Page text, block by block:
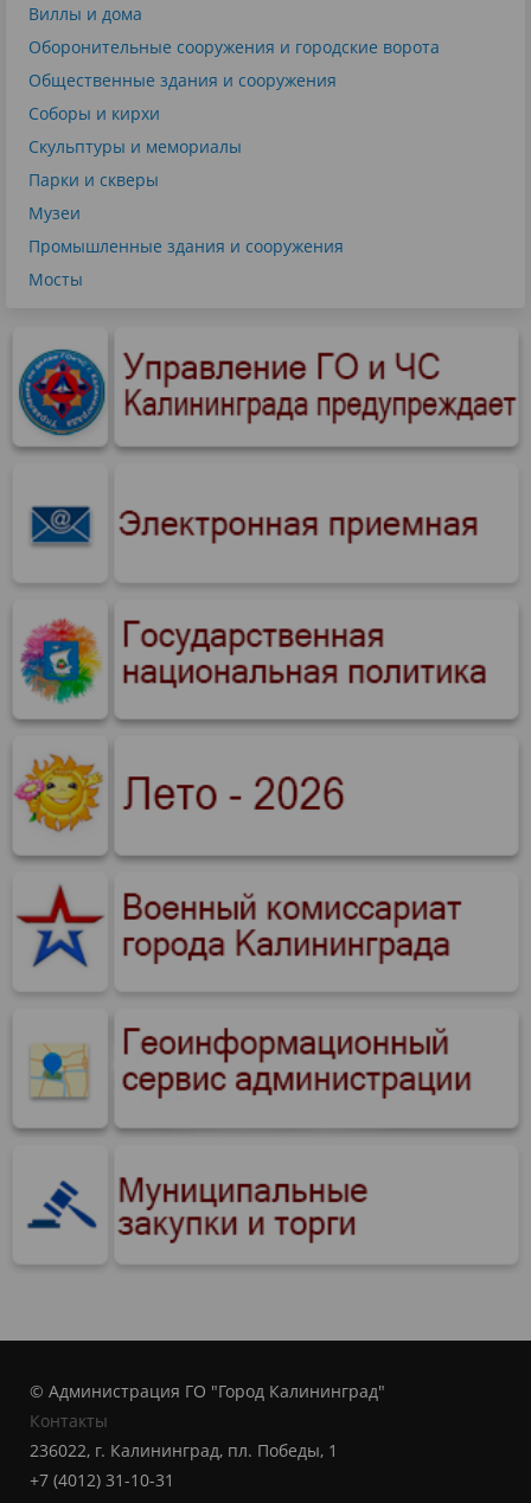
Виллы и дома
Оборонительные сооружения и городские ворота
Общественные здания и сооружения
Соборы и кирхи
Скульптуры и мемориалы
Парки и скверы
Музеи
Промышленные здания и сооружения
Мосты
© Администрация ГО "Город Калининград"
Контакты
236022, г. Калининград, пл. Победы, 1
+7 (4012) 31-10-31